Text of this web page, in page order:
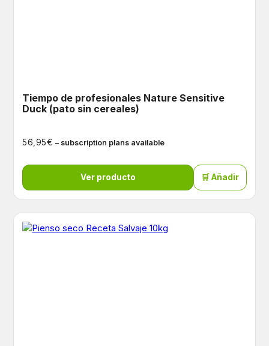
Tiempo de profesionales Nature Sensitive
Duck (pato sin cereales)
56,95€ – subscription plans available
Ver producto 🛒 Añadir